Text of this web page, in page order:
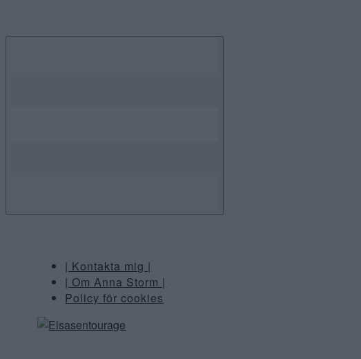
| Kontakta mig |
| Om Anna Storm |
Policy för cookies